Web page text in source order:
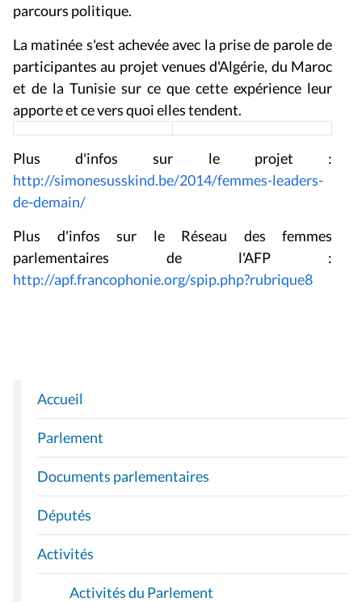
parcours politique.
La matinée s'est achevée avec la prise de parole de
participantes au projet venues d'Algérie, du Maroc
et de la Tunisie sur ce que cette expérience leur
apporte et ce vers quoi elles tendent.
Plus d'infos sur le projet :
http://simonesusskind.be/2014/femmes-leaders-
de-demain/
Plus d'infos sur le Réseau des femmes
parlementaires de l'AFP :
http://apf.francophonie.org/spip.php?rubrique8
N
A
V
I
G
A
T
I
O
Accueil
Parlement
Documents parlementaires
Députés
Activités
Activités du Parlement